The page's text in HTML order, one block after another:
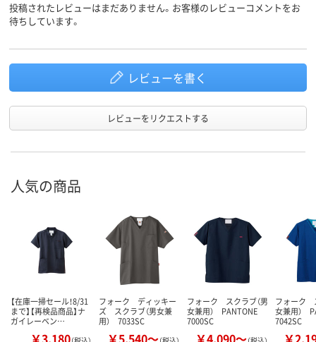
投稿されたレビューはまだありません。お客様のレビューコメントをお
待ちしています。
レビューを書く
レビューをリクエストする
人気の商品
【在庫一掃セール！8/31
まで】【再検品商品】ナ
ガイレーベン…
￥3,180
フォーク ディッキー
ズ スクラブ（男女兼
用） 7033SC
￥5,540～
フォーク スクラブ（男
女兼用） PANTONE
7000SC
￥4,090～
フォーク
女兼用）
7042SC
￥